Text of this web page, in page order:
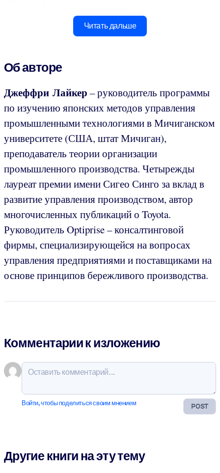
Читать дальше
Об авторе
Джеффри Лайкер – руководитель программы
по изучению японских методов управления
промышленными технологиями в Мичиганском
университете (США, штат Мичиган),
преподаватель теории организации
промышленного производства. Четырежды
лауреат премии имени Сигео Синго за вклад в
развитие управления производством, автор
многочисленных публикаций о Toyota.
Руководитель Optiprise – консалтинговой
фирмы, специализирующейся на вопросах
управления предприятиями и поставщиками на
основе принципов бережливого производства.
Комментарии к изложению
POST
Войти, чтобы поделиться своим мнением
Другие книги на эту тему